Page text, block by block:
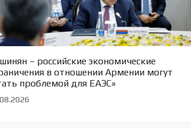
– российские экономические
в отношении Армении могут
проблемой для ЕАЭС»